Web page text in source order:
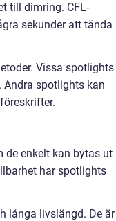
till dimring. CFL-
sekunder att tända
Vissa spotlights
Andra spotlights kan
de enkelt kan bytas ut
har spotlights
långa livslängd. De är